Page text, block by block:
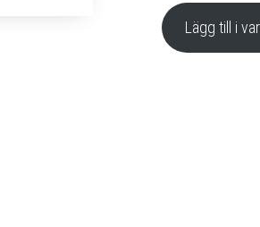
Lägg till i